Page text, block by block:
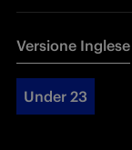
Versione Inglese
Under 23